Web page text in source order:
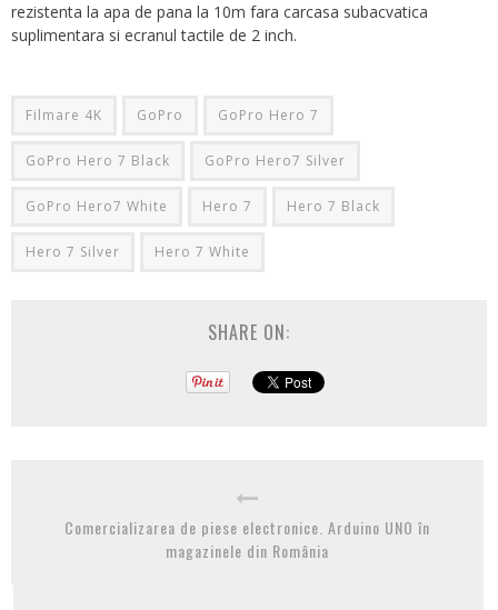
rezistenta la apa de pana la 10m fara carcasa subacvatica
suplimentara si ecranul tactile de 2 inch.
Filmare 4K GoPro GoPro Hero 7
GoPro Hero 7 Black GoPro Hero7 Silver
GoPro Hero7 White Hero 7 Hero 7 Black
Hero 7 Silver Hero 7 White
SHARE ON:
Comercializarea de piese electronice. Arduino UNO în
magazinele din România